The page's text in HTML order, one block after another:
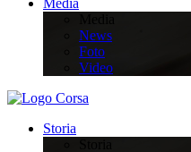
Media
News
Foto
Video
Storia